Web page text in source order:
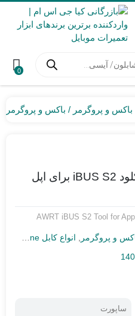
0
باکس و پروگرمر باکس و پروگرمر
کابل ریستور و حذف آیکلود iBUS S2 برای اپل
AWRT iBUS S2 Tool for
و پروگرمر انواع کابل iPhone
ساپورت